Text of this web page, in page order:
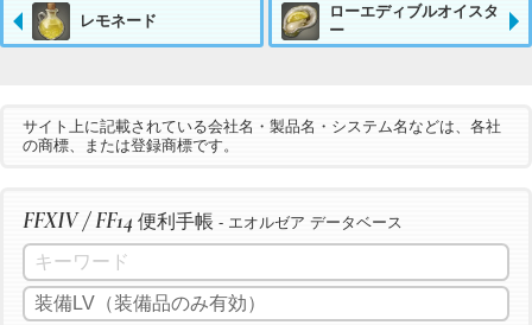
レモネード
ローエディブルオイスタ
ー
サイト上に記載されている会社名・製品名・システム名などは、各社
の商標、または登録商標です。
FFXIV / FF14 便利手帳 - エオルゼア データベース